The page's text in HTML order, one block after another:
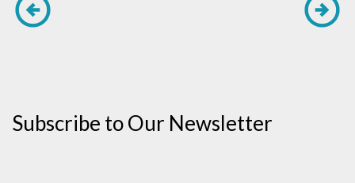
Subscribe to Our Newsletter